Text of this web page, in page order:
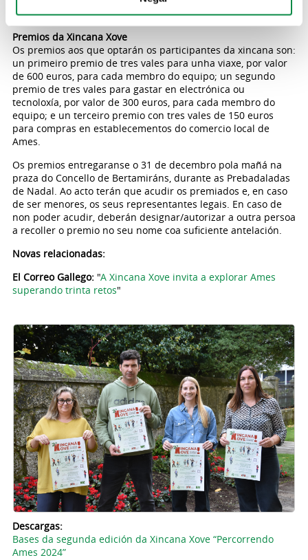
participantes.
Premios da Xincana Xove
Os premios aos que optarán os participantes da xincana son:
un primeiro premio de tres vales para unha viaxe, por valor
de 600 euros, para cada membro do equipo; un segundo
premio de tres vales para gastar en electrónica ou
tecnoloxía, por valor de 300 euros, para cada membro do
equipo; e un terceiro premio con tres vales de 150 euros
para compras en establecementos do comercio local de
Ames.
Os premios entregaranse o 31 de decembro pola mañá na
praza do Concello de Bertamiráns, durante as Prebadaladas
de Nadal. Ao acto terán que acudir os premiados e, en caso
de ser menores, os seus representantes legais. En caso de
non poder acudir, deberán designar/autorizar a outra persoa
a recoller o premio no seu nome coa suficiente antelación.
Novas relacionadas:
El Correo Gallego: "A Xincana Xove invita a explorar Ames
superando trinta retos"
Descargas:
Bases da segunda edición da Xincana Xove “Percorrendo
Ames 2024”